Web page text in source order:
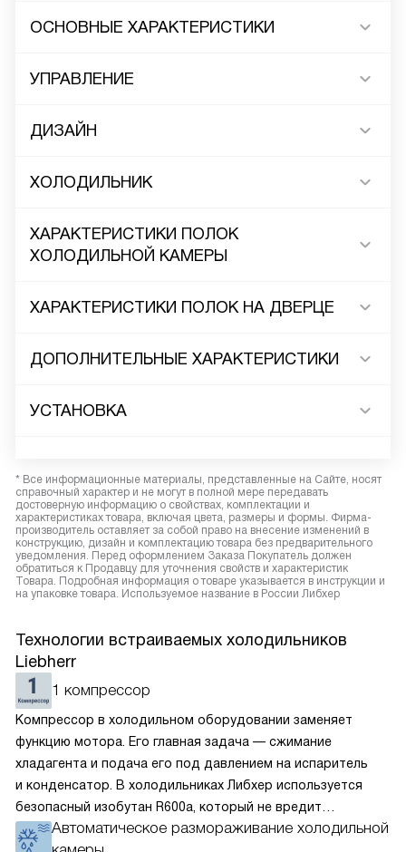
ОСНОВНЫЕ ХАРАКТЕРИСТИКИ
УПРАВЛЕНИЕ
ДИЗАЙН
ХОЛОДИЛЬНИК
ХАРАКТЕРИСТИКИ ПОЛОК
ХОЛОДИЛЬНОЙ КАМЕРЫ
ХАРАКТЕРИСТИКИ ПОЛОК НА ДВЕРЦЕ
ДОПОЛНИТЕЛЬНЫЕ ХАРАКТЕРИСТИКИ
УСТАНОВКА
* Все информационные материалы, представленные на Сайте, носят
справочный характер и не могут в полной мере передавать
достоверную информацию о свойствах, комплектации и
характеристиках товара, включая цвета, размеры и формы. Фирма-
производитель оставляет за собой право на внесение изменений в
конструкцию, дизайн и комплектацию товара без предварительного
уведомления. Перед оформлением Заказа Покупатель должен
обратиться к Продавцу для уточнения свойств и характеристик
Товара. Подробная информация о товаре указывается в инструкции и
на упаковке товара. Используемое название в России Либхер
Технологии встраиваемых холодильников
Liebherr
1 компрессор
Компрессор в холодильном оборудовании заменяет
функцию мотора. Его главная задача — сжимание
хладагента и подача его под давлением на испаритель
и конденсатор. В холодильниках Либхер используется
безопасный изобутан R600a, который не вредит
окружающей среде. Компрессор перегоняет его
Автоматическое размораживание холодильной